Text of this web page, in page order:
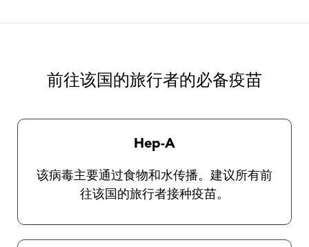
TravelVax从业人员进行讨论。旅行者遵守昆虫
供有关一般保护措施以及选择和使用驱虫剂的
前往该国的旅行者的必备疫苗
Hep-A
该病毒主要通过食物和水传播。建议所有前
往该国的旅行者接种疫苗。